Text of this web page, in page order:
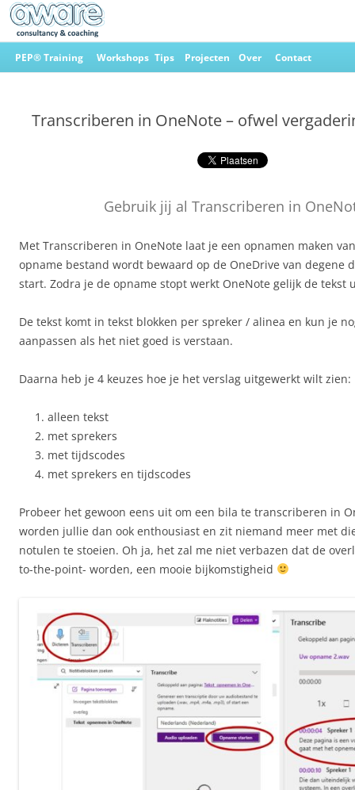
Ga
naar
PEP® Training Workshops Tips Projecten Over Contact
Transcriberen in OneNote – ofwel
Gebruik jij al Transcriberen in
Met Transcriberen in OneNote laat je een opnamen maken
opname bestand wordt bewaard op de OneDrive van degene
start. Zodra je de opname stopt werkt OneNote gelijk de tekst
De tekst komt in tekst blokken per spreker / alinea en kun je
aanpassen als het niet goed is verstaan.
Daarna heb je 4 keuzes hoe je het verslag uitgewerkt wilt zien:
alleen tekst
met sprekers
met tijdscodes
met sprekers en tijdscodes
Probeer het gewoon eens uit om een bila te transcriberen in
worden jullie dan ook enthousiast en zit niemand meer met
notulen te stoeien. Oh ja, het zal me niet verbazen dat de
to-the-point- worden, een mooie bijkomstigheid